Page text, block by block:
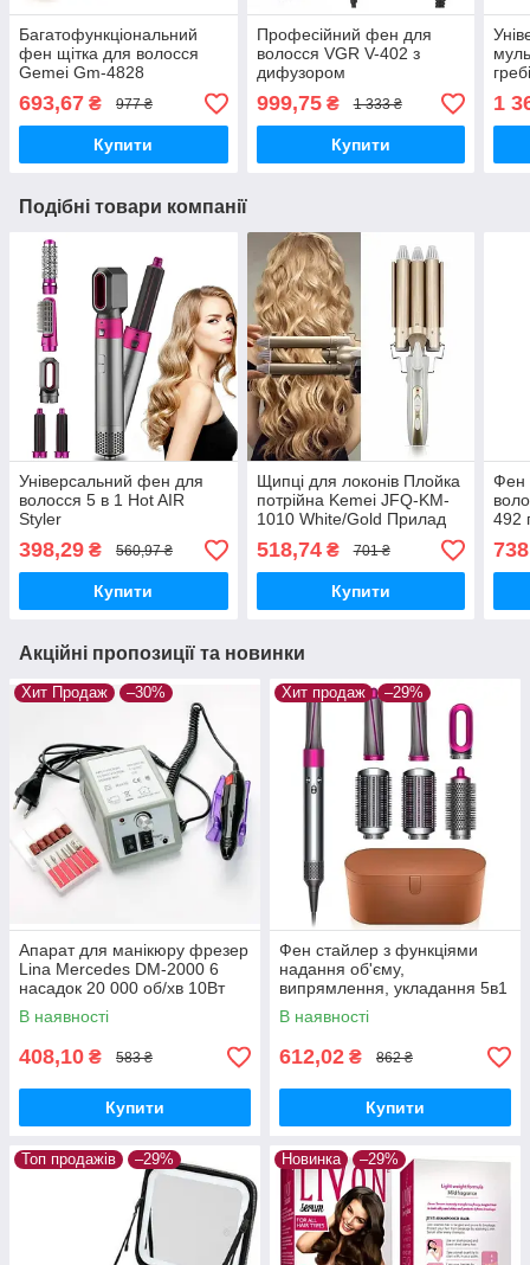
Багатофункціональний
фен щітка для волосся
Gemei Gm-4828
693,67 ₴ 977 ₴
Купити
Професійний фен для
волосся VGR V-402 з
дифузором
999,75₴ 1 333 ₴
Купити
1
Подібні товари компанії
Універсальний фен для
волосся 5 в 1 Hot AIR
Styler
398,29 ₴ 560,97 ₴
Купити
Щипці для локонів Плойка
потрійна Kemei JFQ-KM-
1010 White/Gold Прилад
518,74₴ 701 ₴
Купити
Фен
492
Акційні пропозиції та новинки
Хит Продаж –30%
Апарат для манікюру фрезер
Lina Mercedes DM-2000 6
насадок 20 000 об/хв 10Вт
В наявності
408,10 ₴ 583 ₴
Купити
Хит продаж –29%
Фен стайлер з функціями
надання об'єму,
випрямлення, укладання 5в1
HAIR BRUSH Styler + кейс
В наявності
612,02 ₴ 862 ₴
Купити
Топ продажів –29% Новинка –29%